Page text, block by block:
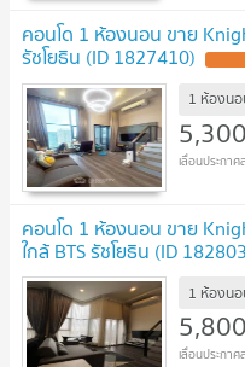
คอนโด 1 ห้องนอน ขาย
รัชโยธิน (ID 1827410)
1 ห้องน
คอนโด 1 ห้องนอน ขาย
ใกล้ BTS รัชโยธิน (ID
1 ห้องน